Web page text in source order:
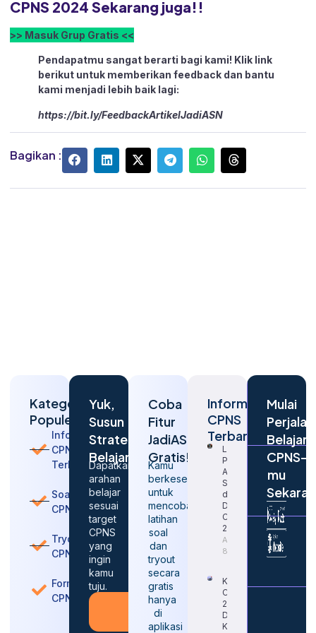
CPNS 2024 Sekarang juga!!
>> Masuk Grup Gratis <<
Pendapatmu sangat berarti bagi kami! Klik link
berikut untuk memberikan feedback dan bantu
kami menjadi lebih baik lagi:
https://bit.ly/FeedbackArtikelJadiASN
Bagikan :
Kategori
Populer
Informasi
CPNS
Terbaru
Soal
CPNS
Tryout
CPNS
Formasi
CPNS
Yuk,
Susun
Strategi
Belajarmu
Dapatkan
arahan
belajar
sesuai
target
CPNS
yang
ingin
kamu
tuju.
Konsultasi
Gratis
Coba
Fitur
JadiASN
Gratis!
Kamu
berkesempatan
untuk
mencoba
latihan
soal
dan
tryout
secara
gratis
hanya
di
aplikasi
Informasi
CPNS
Terbaru
Langkah
Penting
Agar
Sukses
dalam
Daftar
CPNS
2026
August
8, 2026
Kapan
CPNS
2026
Dibuka
Kembali?
Mulai
Belajar
CPNS-
mu